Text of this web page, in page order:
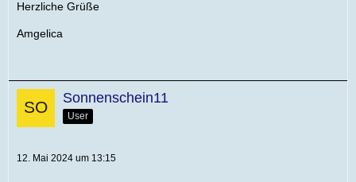
Herzliche Grüße
Amgelica
Sonnenschein11
User
12. Mai 2024 um 13:15